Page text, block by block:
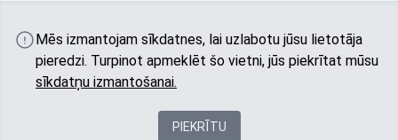
Kopiena
© 2025 All rights reserved autobu.eu
Mēs izmantojam sīkdatnes, lai uzlabotu jūsu lietotāja
pieredzi. Turpinot apmeklēt šo vietni, jūs piekrītat mūsu
sīkdatņu izmantošanai.
PIEKRĪTU